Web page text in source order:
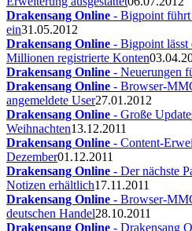
Drakensang Online - Bigpoint
ein31.05.2012
Drakensang Online - Bigpoint lässt
Millionen registrierte Konten
Drakensang Online - Neuerungen
Drakensang Online - Browser-
angemeldete User27.01.2012
Drakensang Online - Große
Weihnachten13.12.2011
Drakensang Online - Content-
Dezember01.12.2011
Drakensang Online - Der nächste
Notizen erhältlich17.11.2011
Drakensang Online - Browser-
deutschen Handel28.10.2011
Drakensang Online - Drakensang